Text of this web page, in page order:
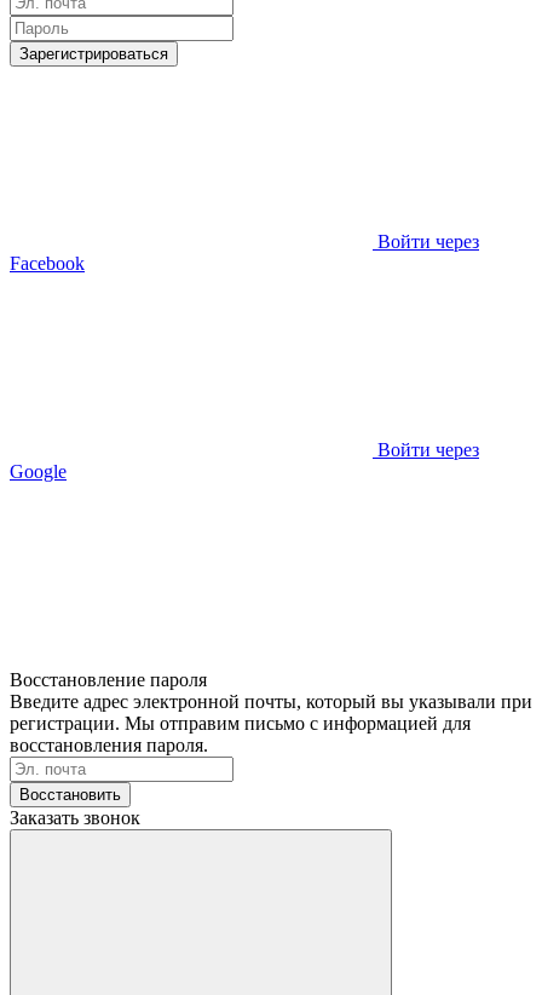
Зарегистрироваться
Войти через
Facebook
Войти через
Google
Восстановление пароля
Введите адрес электронной почты, который вы указывали при
регистрации. Мы отправим письмо с информацией для
восстановления пароля.
Восстановить
Заказать звонок